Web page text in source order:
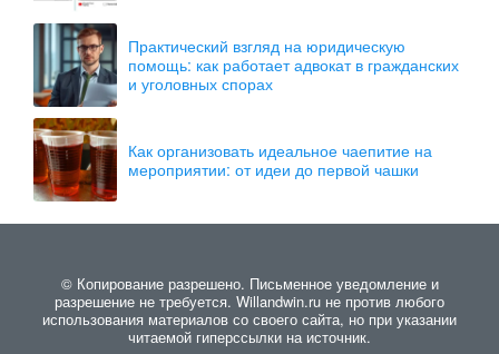
Практический взгляд на юридическую
помощь: как работает адвокат в гражданских
и уголовных спорах
Как организовать идеальное чаепитие на
мероприятии: от идеи до первой чашки
© Копирование разрешено. Письменное уведомление и
разрешение не требуется. Willandwin.ru не против любого
использования материалов со своего сайта, но при указании
читаемой гиперссылки на источник.